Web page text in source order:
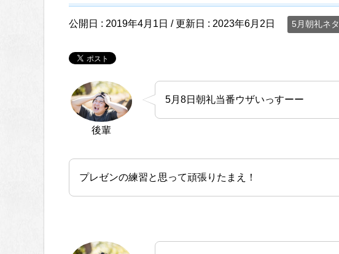
公開日 : 2019年4月1日 / 更新日 : 2023年6月2日 5月朝礼ネタ
後輩
5月8日朝礼当番ウザいっすーー
プレゼンの練習と思って頑張りたまえ！